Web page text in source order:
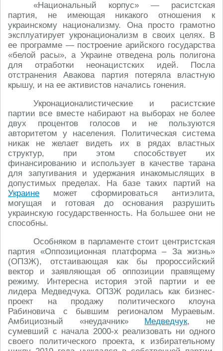
«Национальный корпус» ― расистская
партия, не имеющая никакого отношения к
украинскому национализму. Она просто грамотно
эксплуатирует укронационализм в своих целях. В
ее программе ― построение арийского государства
«белой расы», а Украине отведена роль полигона
для отработки неонацистских идей. Посла
отстранения Авакова партия потеряла властную
крышу, и на ее активистов начались гонения.
Укронационалистические и расистские
партии все вместе набирают на выборах не более
двух процентов голосов и не пользуются
авторитетом у населения. Политическая система
никак не желает видеть их в рядах властных
структур, при этом способствует их
финансированию и использует в качестве тарана
для запугивания и удержания инакомыслящих в
допустимых пределах. На базе таких партий на
Украине может сформироваться антиэлита,
могущая и готовая до основания разрушить
украинскую государственность. На большее они не
способны.
Особняком в парламенте стоит центристская
партия «Оппозиционная платформа – За жизнь»
(ОПЗЖ), отстаивающая как бы пророссийский
вектор и заявляющая об оппозиции правящему
режиму. Интересна история этой партии и ее
лидера Медведчука. ОПЗЖ родилась как бизнес-
проект на продажу политического клоуна
Рабиновича с бывшим регионалом Мураевым.
Амбициозный «неудачник» Медведчук, не
сумевший с начала 2000-х реализовать ни одного
своего политического проекта, к избирательному